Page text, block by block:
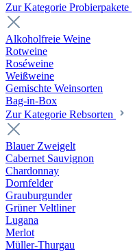
Zur Kategorie Probierpakete
Alkoholfreie Weine
Rotweine
Roséweine
Weißweine
Gemischte Weinsorten
Bag-in-Box
Zur Kategorie Rebsorten
Blauer Zweigelt
Cabernet Sauvignon
Chardonnay
Dornfelder
Grauburgunder
Grüner Veltliner
Lugana
Merlot
Müller-Thurgau